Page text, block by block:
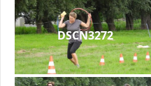
DSCN3272